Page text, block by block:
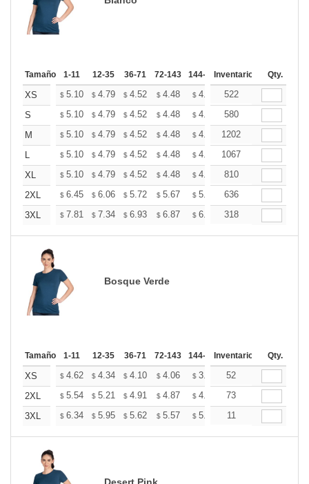
Tamaño 1-11 12-35 36-71 72-143 144-287 288 + Más
Inventario Qty.
XS $ 5.10 $ 4.79 $ 4.52 $ 4.48 $ 4.40 $4.36
522
S
$ 5.10 $ 4.79 $ 4.52 $ 4.48 $ 4.40 $4.36
580
M
$ 5.10 $ 4.79 $ 4.52 $ 4.48 $ 4.40 $4.36
1202
L
$ 5.10 $ 4.79 $ 4.52 $ 4.48 $ 4.40 $4.36
1067
XL
$ 5.10 $ 4.79 $ 4.52 $ 4.48 $ 4.40 $4.36
810
2XL
$ 6.45 $ 6.06 $ 5.72 $ 5.67 $ 5.57 $5.53
636
3XL
$ 7.81 $ 7.34 $ 6.93 $ 6.87 $ 6.75 $6.69
318
Bosque Verde
Tamaño 1-11 12-35 36-71 72-143 144-287 288 + Más
Inventario Qty.
XS $ 4.62 $ 4.34 $ 4.10 $ 4.06 $ 3.99 $3.95
52
2XL
$ 5.54 $ 5.21 $ 4.91 $ 4.87 $ 4.79 $4.75
73
3XL
$ 6.34 $ 5.95 $ 5.62 $ 5.57 $ 5.47 $5.42
11
Desert Pink